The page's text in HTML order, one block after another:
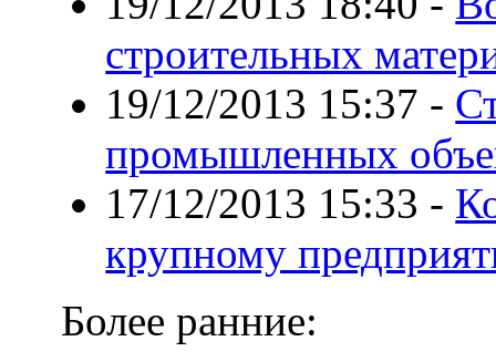
строительных
19/12/2013 15:37 -
промышленных
17/12/2013 15:33 -
крупному
Более ранние: